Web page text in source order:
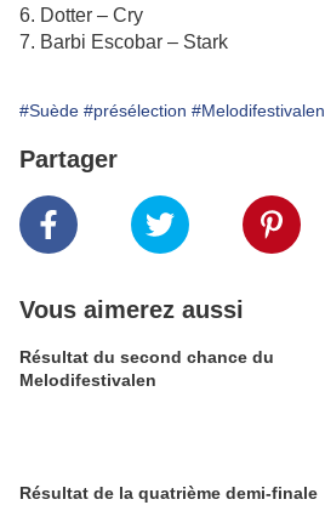
6. Dotter – Cry
7. Barbi Escobar – Stark
#Suède #présélection #Melodifestivalen
Partager
Vous aimerez aussi
Résultat du second chance du
Melodifestivalen
Résultat de la quatrième demi-finale